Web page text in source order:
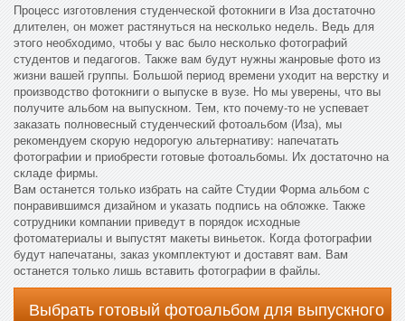
Процесс изготовления студенческой фотокниги в Иза достаточно
длителен, он может растянуться на несколько недель. Ведь для
этого необходимо, чтобы у вас было несколько фотографий
студентов и педагогов. Также вам будут нужны жанровые фото из
жизни вашей группы. Большой период времени уходит на верстку и
производство фотокниги о выпуске в вузе. Но мы уверены, что вы
получите альбом на выпускном. Тем, кто почему-то не успевает
заказать полновесный студенческий фотоальбом (Иза), мы
рекомендуем скорую недорогую альтернативу: напечатать
фотографии и приобрести готовые фотоальбомы. Их достаточно на
складе фирмы.
Вам останется только избрать на сайте Студии Форма альбом с
понравившимся дизайном и указать подпись на обложке. Также
сотрудники компании приведут в порядок исходные
фотоматериалы и выпустят макеты виньеток. Когда фотографии
будут напечатаны, заказ укомплектуют и доставят вам. Вам
останется только лишь вставить фотографии в файлы.
Выбрать готовый фотоальбом для выпускного